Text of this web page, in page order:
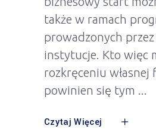
także w ramach
prowadzonych
instytucje. Kto więc
rozkręceniu własnej
powinien się tym
Czytaj Więcej